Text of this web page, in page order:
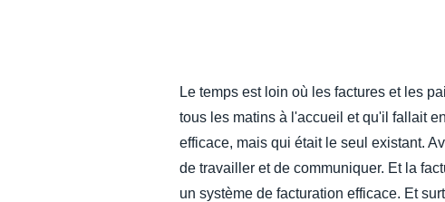
FRAIS DE DÉPLACEMENT
Le temps est loin où les factures et les
tous les matins à l'accueil et qu'il fallait
efficace, mais qui était le seul existant.
de travailler et de communiquer. Et la
un système de facturation efficace. Et